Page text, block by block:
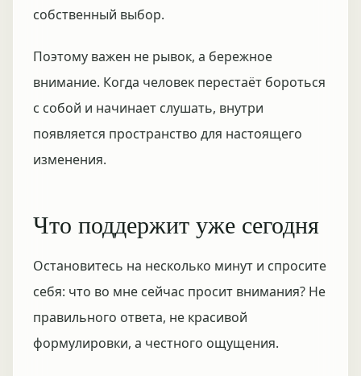
собственный выбор.
Поэтому важен не рывок, а бережное
внимание. Когда человек перестаёт бороться
с собой и начинает слушать, внутри
появляется пространство для настоящего
изменения.
Что поддержит уже сегодня
Остановитесь на несколько минут и спросите
себя: что во мне сейчас просит внимания? Не
правильного ответа, не красивой
формулировки, а честного ощущения.